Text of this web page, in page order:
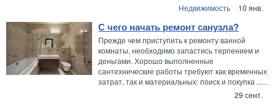
Недвижимость
10 янв.
С чего начать ремонт санузла?
Прежде чем приступить к ремонту ванной
комнаты, необходимо запастись терпением и
деньгами. Хорошо выполненные
сантехнические работы требуют как временных
затрат, так и материальных: поиск и покупка ......
29 сент.